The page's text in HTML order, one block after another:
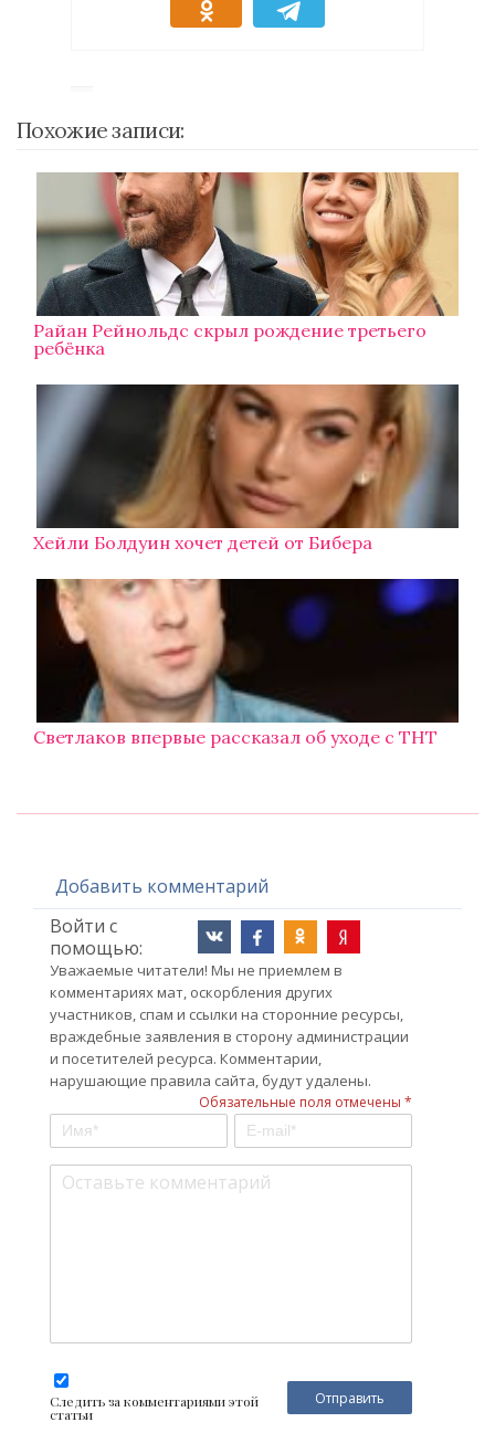
Похожие записи:
Райан Рейнольдс скрыл рождение третьего
ребёнка
Хейли Болдуин хочет детей от Бибера
Светлаков впервые рассказал об уходе с ТНТ
Добавить комментарий
Войти с
помощью:
Уважаемые читатели! Мы не приемлем в
комментариях мат, оскорбления других
участников, спам и ссылки на сторонние ресурсы,
враждебные заявления в сторону администрации
и посетителей ресурса. Комментарии,
нарушающие правила сайта, будут удалены.
Обязательные поля отмечены *
Следить за комментариями этой
статьи